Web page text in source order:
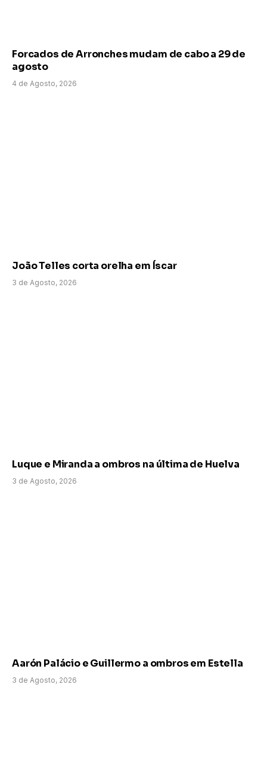
Forcados de Arronches mudam de cabo a 29 de
agosto
4 de Agosto, 2026
João Telles corta orelha em Íscar
3 de Agosto, 2026
Luque e Miranda a ombros na última de Huelva
3 de Agosto, 2026
Aarón Palácio e Guillermo a ombros em Estella
3 de Agosto, 2026